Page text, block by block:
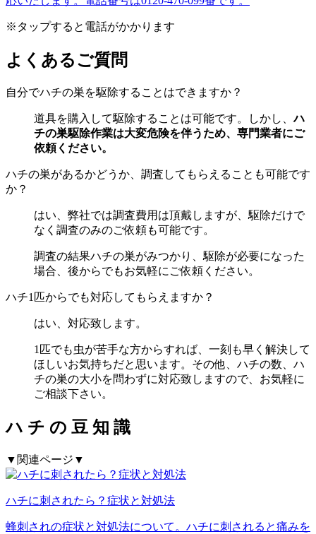
※タップすると電話がかかります
よくあるご質問
自分でハチの巣を駆除することはできますか？
道具を購入して駆除することは可能です。しかし、ハ
チの巣駆除作業は大変危険を伴うため、専門業者にご
依頼ください。
ハチの巣があるかどうか、調査してもらえることも可能です
か？
はい、弊社では調査費用は頂戴しますが、駆除だけで
なく調査のみのご依頼も可能です。
調査の結果ハチの巣がみつかり、駆除が必要になった
場合、後からでもお気軽にご依頼ください。
ハチ1匹からでも対応してもらえますか？
はい、対応致します。
1匹でも虫が苦手な方からすれば、一刻も早く解決して
ほしいお気持ちだと思います。その他、ハチの数、ハ
チの巣の大小を問わずに対応致しますので、お気軽に
ご相談下さい。
ハ チ の 豆 知 識
▼関連ページ▼
ハチに刺されたら？症状と対処法
蜂刺されの症状と対処法について。ハチに刺されると痛みを